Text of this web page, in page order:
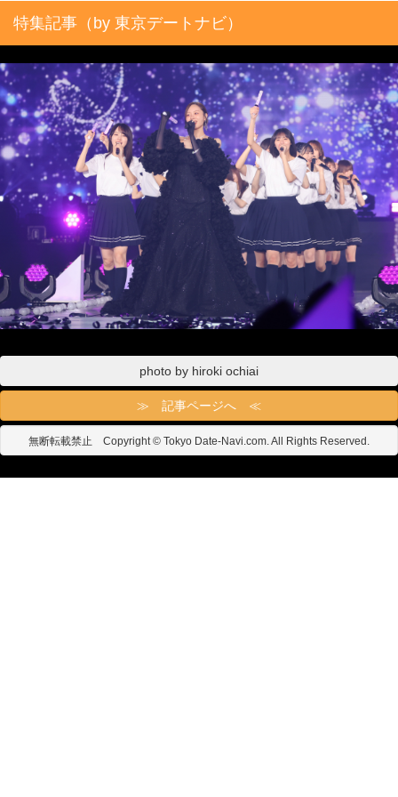
特集記事（by 東京デートナビ）
photo by hiroki ochiai
≫ 記事ページへ ≪
無断転載禁止 Copyright © Tokyo Date-Navi.com. All Rights Reserved.